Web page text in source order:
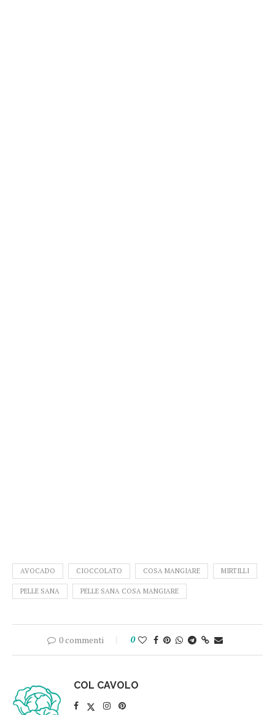
AVOCADO CIOCCOLATO COSA MANGIARE MIRTILLI
PELLE SANA PELLE SANA COSA MANGIARE
0 commenti 0
COL CAVOLO